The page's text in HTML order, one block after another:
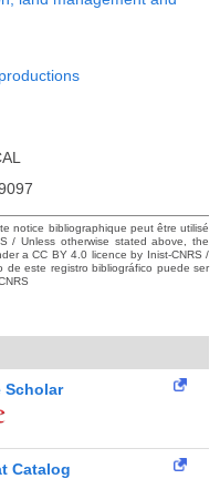
notice bibliographique peut être utilisé
/ Unless otherwise stated above, the
a CC BY 4.0 licence by Inist-CNRS /
este registro bibliográfico puede ser
Scholar
Catalog